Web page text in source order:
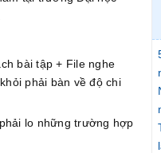
bài tập + File nghe
phải bàn về độ chi
lo những trường hợp